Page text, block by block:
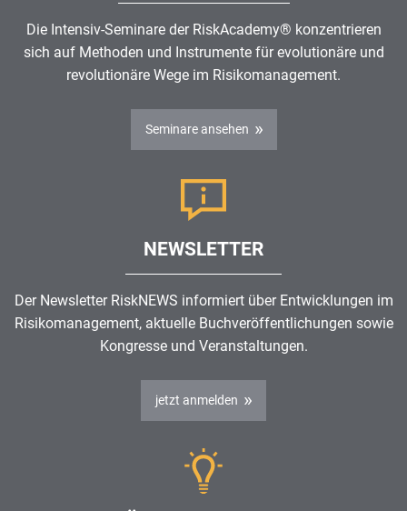
Die Intensiv-Seminare der RiskAcademy® konzentrieren
sich auf Methoden und Instrumente für evolutionäre und
revolutionäre Wege im Risikomanagement.
Seminare ansehen
NEWSLETTER
Der Newsletter RiskNEWS informiert über Entwicklungen im
Risikomanagement, aktuelle Buchveröffentlichungen sowie
Kongresse und Veranstaltungen.
jetzt anmelden